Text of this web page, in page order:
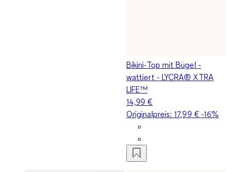
Bikini-Top mit Bügel -
wattiert - LYCRA® XTRA
LIFE™
14,99 €
Originalpreis:17,99 €-16%